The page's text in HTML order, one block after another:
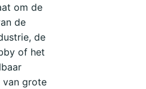
om de
de
de
of het
van grote